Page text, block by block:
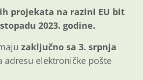
projekata na razini EU bit
2023. godine.
zaključno sa 3. srpnja
adresu elektroničke pošte